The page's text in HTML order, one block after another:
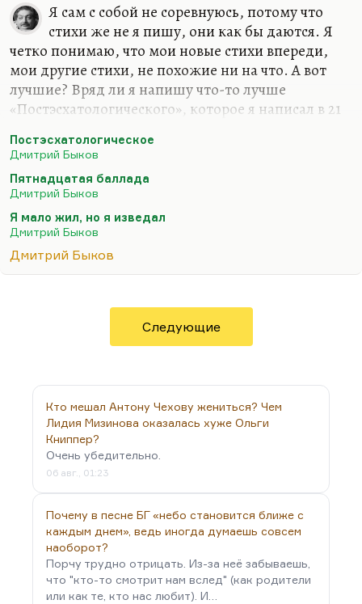
Я сам с собой не соревнуюсь, потому что
стихи же не я пишу, они как бы даются. Я
четко понимаю, что мои новые стихи впереди,
мои другие стихи, не похожие ни на что. А вот
лучшие? Вряд ли я напишу что-то лучше
«Постэсхатологического», которое я написал в 21
я напишу что-то лучше «Пятнадцатой баллады»
(«Если б был я Дэн Браун…») или моего самого
любимого стихотворения – «Сказки о рыбаке и
рыбке»… Вообще, лучшее стихотворение мое
звучит так:
Я мало жил, но я изведал
И тьму, и свет.
Небесной Родины я не предал –
Постэсхатологическое
Дмитрий Быков
Пятнадцатая баллада
Дмитрий Быков
Я мало жил, но я изведал
Дмитрий Быков
Дмитрий Быков
Следующие
Кто мешал Антону Чехову жениться? Чем
Лидия Мизинова оказалась хуже Ольги
Книппер?
Очень убедительно.
06 авг., 01:23
Почему в песне БГ «небо становится ближе с
каждым днем», ведь иногда думаешь совсем
наоборот?
Порчу трудно отрицать. Из-за неё забываешь,
что "кто-то смотрит нам вслед" (как родители
или как те, кто нас любит). И…